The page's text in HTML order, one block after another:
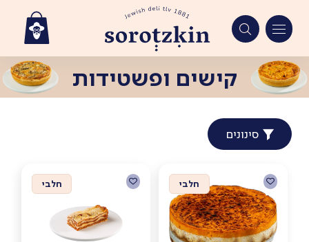
Skip
to
קישים ופשטידות
סינונים
חלבי חלבי